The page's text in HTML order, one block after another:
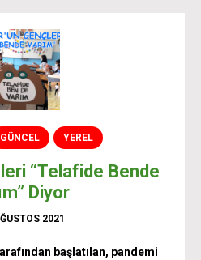
GÜNCEL YEREL
“Telafide Bende
Diyor
2021
başlatılan, pandemi